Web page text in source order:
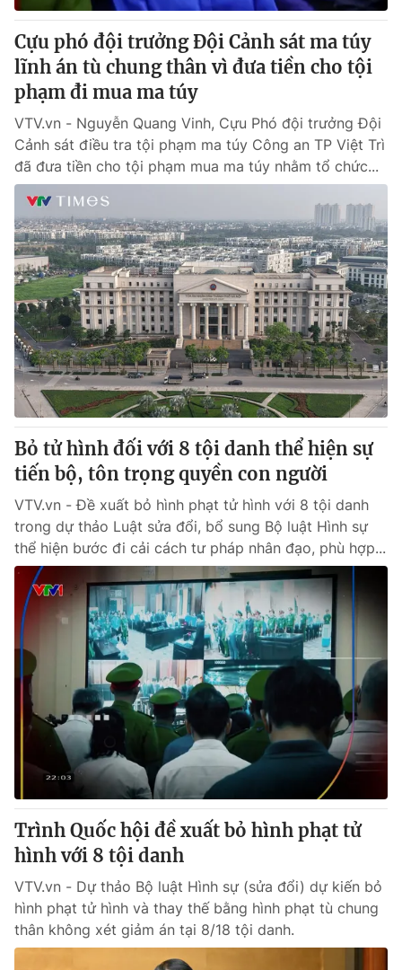
Cựu phó đội trưởng Đội Cảnh sát ma túy
lĩnh án tù chung thân vì đưa tiền cho tội
phạm đi mua ma túy
VTV.vn - Nguyễn Quang Vinh, Cựu Phó đội trưởng Đội
Cảnh sát điều tra tội phạm ma túy Công an TP Việt Trì
đã đưa tiền cho tội phạm mua ma túy nhằm tổ chức...
Bỏ tử hình đối với 8 tội danh thể hiện sự
tiến bộ, tôn trọng quyền con người
VTV.vn - Đề xuất bỏ hình phạt tử hình với 8 tội danh
trong dự thảo Luật sửa đổi, bổ sung Bộ luật Hình sự
thể hiện bước đi cải cách tư pháp nhân đạo, phù hợp...
Trình Quốc hội đề xuất bỏ hình phạt tử
hình với 8 tội danh
VTV.vn - Dự thảo Bộ luật Hình sự (sửa đổi) dự kiến bỏ
hình phạt tử hình và thay thế bằng hình phạt tù chung
thân không xét giảm án tại 8/18 tội danh.